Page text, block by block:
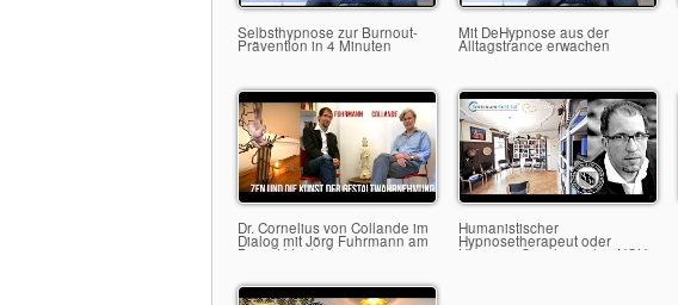
Selbsthypnose zur Burnout-
Prävention in 4 Minuten
Mit DeHypnose aus der
Alltagstrance erwachen
Dr. Cornelius von Collande im
Dialog mit Jörg Fuhrmann am
Benediktushof
Humanistischer
Hypnosetherapeut oder
Hypnose-Coach werden NGH-